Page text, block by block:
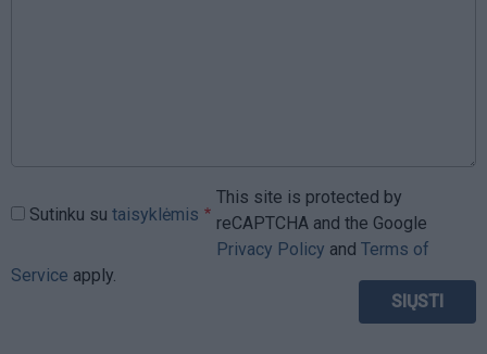
Sutinku su taisyklėmis
This site is protected by
reCAPTCHA and the Google
Privacy Policy and Terms of
Service apply.